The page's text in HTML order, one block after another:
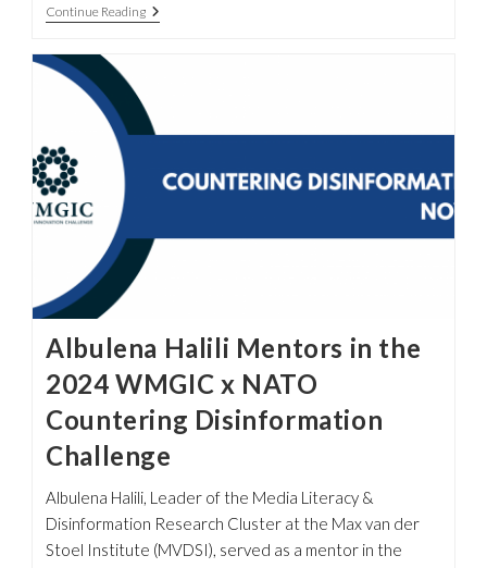
Continue ReadingNjë
Shekull
Evropën?
Albulena Halili Mentors in the
2024 WMGIC x NATO
Countering Disinformation
Challenge
Albulena Halili, Leader of the Media Literacy &
Disinformation Research Cluster at the Max van der
Stoel Institute (MVDSI), served as a mentor in the